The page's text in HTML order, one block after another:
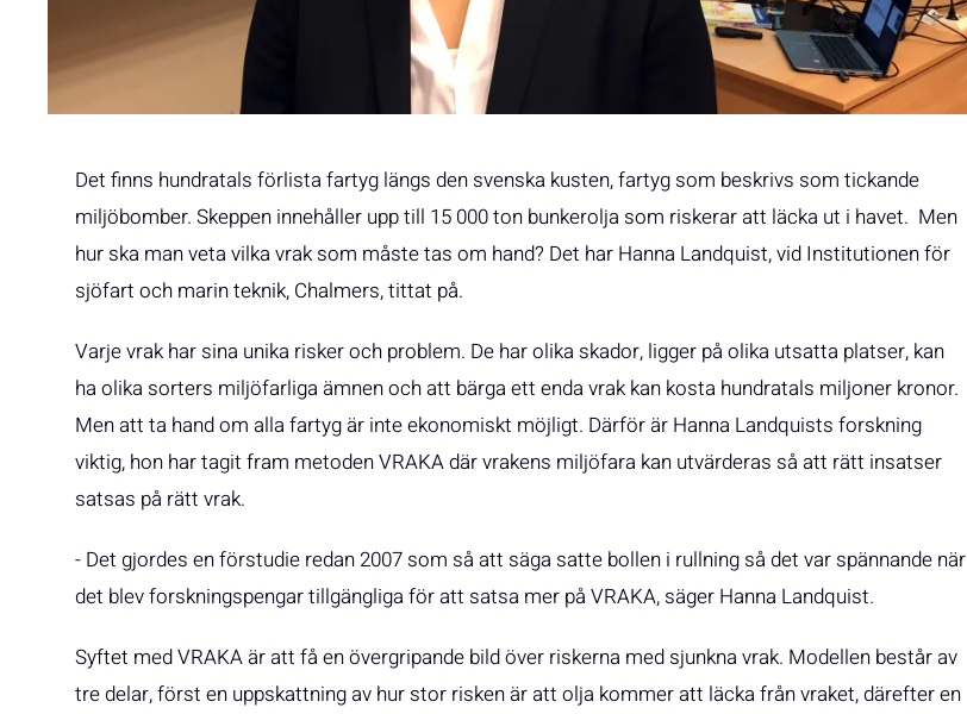
Det finns hundratals förlista fartyg längs den svenska kusten, fartyg som beskrivs som tickande
miljöbomber. Skeppen innehåller upp till 15 000 ton bunkerolja som riskerar att läcka ut i havet. Men
hur ska man veta vilka vrak som måste tas om hand? Det har Hanna Landquist, vid Institutionen för
sjöfart och marin teknik, Chalmers, tittat på.
Varje vrak har sina unika risker och problem. De har olika skador, ligger på olika utsatta platser, kan
ha olika sorters miljöfarliga ämnen och att bärga ett enda vrak kan kosta hundratals miljoner kronor.
Men att ta hand om alla fartyg är inte ekonomiskt möjligt. Därför är Hanna Landquists forskning
viktig, hon har tagit fram metoden VRAKA där vrakens miljöfara kan utvärderas så att rätt insatser
satsas på rätt vrak.
- Det gjordes en förstudie redan 2007 som så att säga satte bollen i rullning så det var spännande när
det blev forskningspengar tillgängliga för att satsa mer på VRAKA, säger Hanna Landquist.
Syftet med VRAKA är att få en övergripande bild över riskerna med sjunkna vrak. Modellen består av
tre delar, först en uppskattning av hur stor risken är att olja kommer att läcka från vraket, därefter en